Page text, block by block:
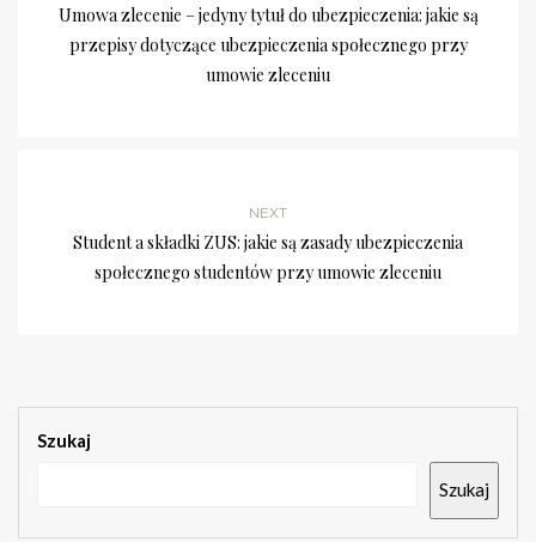
Umowa zlecenie – jedyny tytuł do ubezpieczenia: jakie są
przepisy dotyczące ubezpieczenia społecznego przy
umowie zleceniu
NEXT
Student a składki ZUS: jakie są zasady ubezpieczenia
społecznego studentów przy umowie zleceniu
Szukaj
Szukaj